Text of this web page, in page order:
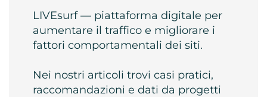
LIVEsurf — piattaforma digitale per
aumentare il traffico e migliorare i
fattori comportamentali dei siti.
Nei nostri articoli trovi casi pratici,
raccomandazioni e dati da progetti